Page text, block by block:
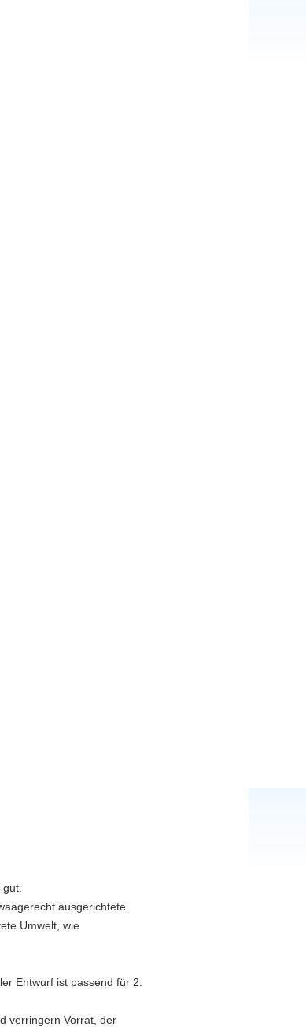
ausgerichtete
Umwelt, wie
Entwurf ist passend für 2.
verringern Vorrat, der